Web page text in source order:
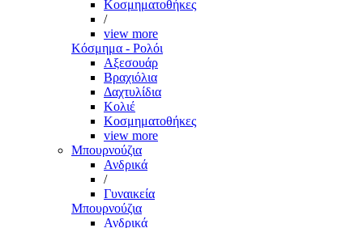
Κοσμηματοθήκες
/
view more
Κόσμημα - Ρολόι
Αξεσουάρ
Βραχιόλια
Δαχτυλίδια
Κολιέ
Κοσμηματοθήκες
view more
Μπουρνούζια
Ανδρικά
/
Γυναικεία
Μπουρνούζια
Ανδρικά